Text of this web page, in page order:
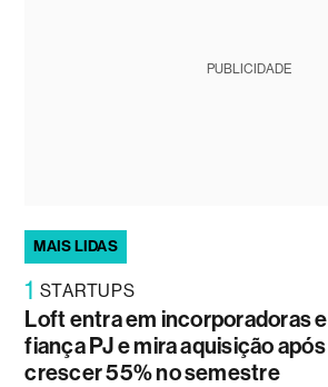
PUBLICIDADE
MAIS LIDAS
1 STARTUPS
Loft entra em incorporadoras e
fiança PJ e mira aquisição após
crescer 55% no semestre